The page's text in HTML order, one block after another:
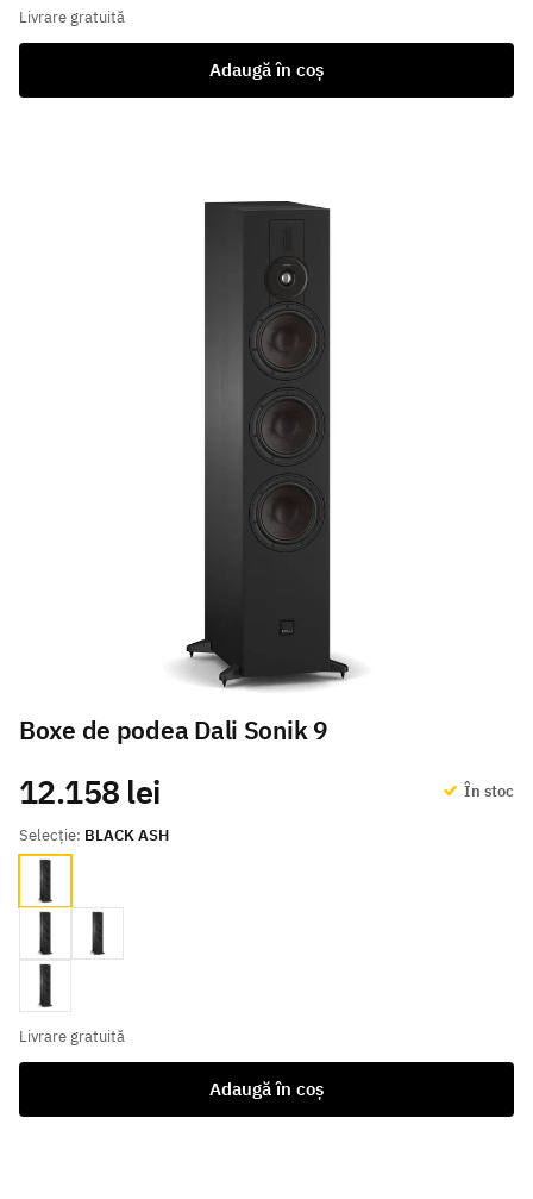
Livrare gratuită
Adaugă în coș
Boxe de podea Dali Sonik 9
În stoc
Selecție: BLACK ASH
BLACK ASH
walnut White
Natural Oak
Livrare gratuită
12.158 lei
Adaugă în coș